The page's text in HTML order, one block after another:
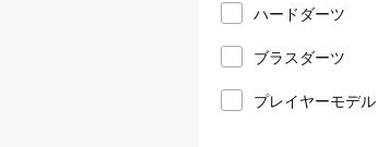
ハードダーツ
ブラスダーツ
プレイヤーモデル